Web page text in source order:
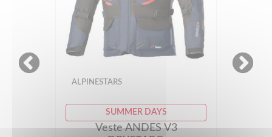
ALPINESTARS
SUMMER DAYS
Veste ANDES V3